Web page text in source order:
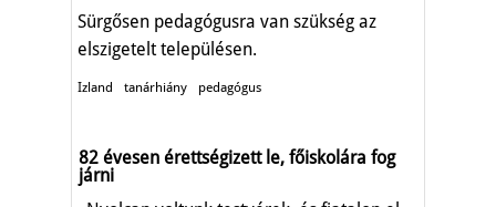
Sürgősen pedagógusra van szükség az
elszigetelt településen.
Izland tanárhiány pedagógus
82 évesen érettségizett le, főiskolára fog
járni